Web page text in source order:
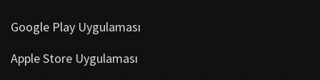
Google Play Uygulaması
Apple Store Uygulaması